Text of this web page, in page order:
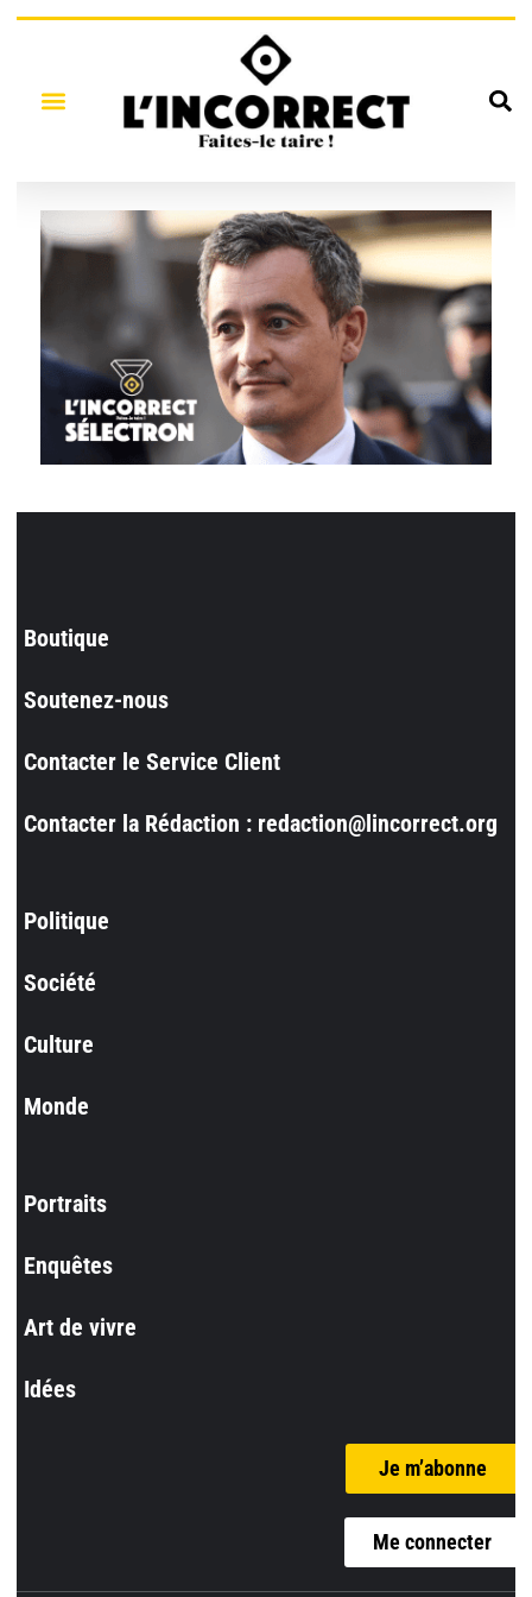
Boutique
Soutenez-nous
Contacter le Service Client
Contacter la Rédaction : redaction@lincorrect.org
Politique
Société
Culture
Monde
Portraits
Enquêtes
Art de vivre
Idées
Je m’abonne
Me connecter